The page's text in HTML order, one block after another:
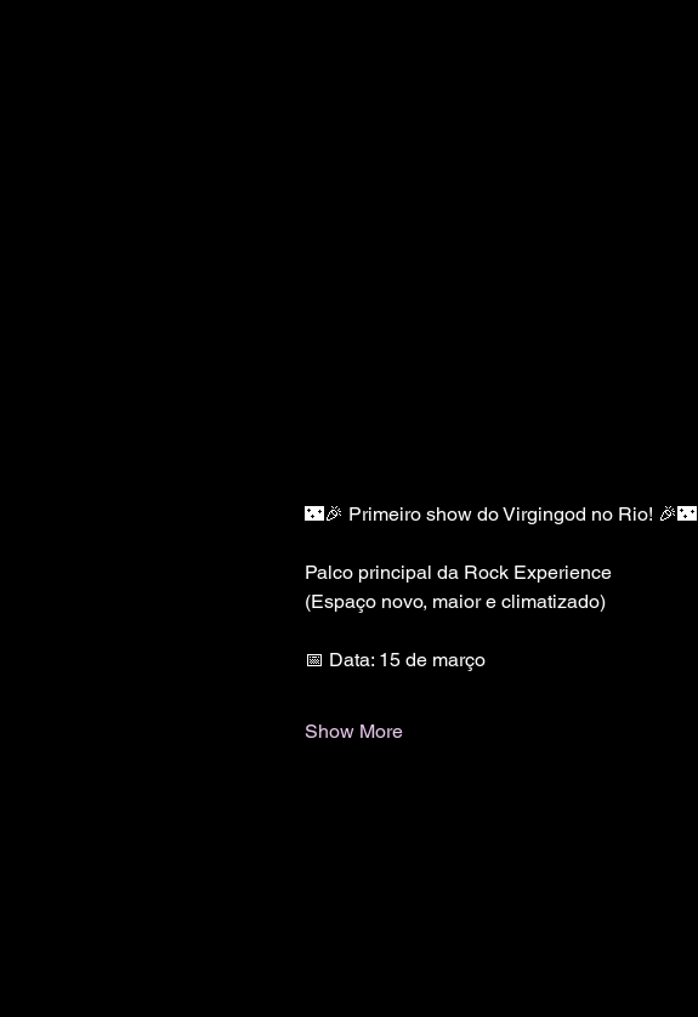
🌃🎉 Primeiro show do Virgingod no Rio! 🎉🌃
Palco principal da Rock Experience
(Espaço novo, maior e climatizado)
📅 Data: 15 de março
Show More